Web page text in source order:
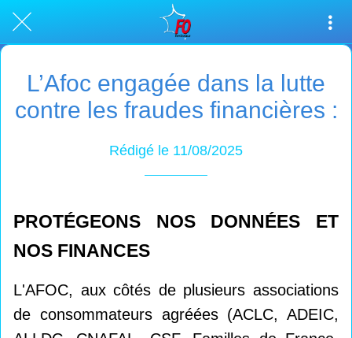
L’Afoc engagée dans la lutte
contre les fraudes financières :
Rédigé le 11/08/2025
PROTÉGEONS NOS DONNÉES ET
NOS FINANCES
L'AFOC, aux côtés de plusieurs associations
de consommateurs agréées (ACLC, ADEIC,